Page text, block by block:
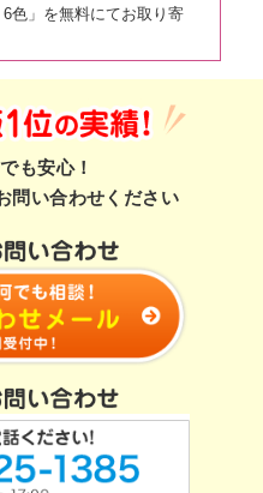
6色」を無料にてお取り寄
も安心！
問い合わせください